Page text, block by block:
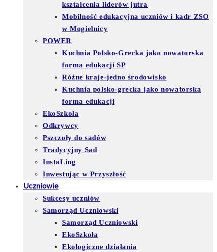
kształcenia liderów jutra
Mobilność edukacyjna uczniów i kadr ZSO
w Mogielnicy
POWER
Kuchnia Polsko-Grecka jako nowatorska
forma edukacji SP
Różne kraje-jedno środowisko
Kuchnia polsko-grecka jako nowatorska
forma edukacji
EkoSzkoła
Odkrywcy
Pszczoły do sadów
Tradycyjny Sad
InstaLing
Inwestując w Przyszłość
Uczniowie
Sukcesy uczniów
Samorząd Uczniowski
Samorząd Uczniowski
EkoSzkoła
Ekologiczne działania